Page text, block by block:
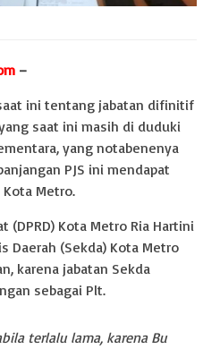
–
ini tentang jabatan difinitif
saat ini masih di duduki
yang notabenenya
PJS ini mendapat
Kota Metro.
(DPRD) Kota Metro Ria Hartini
Daerah (Sekda) Kota Metro
karena jabatan Sekda
sebagai Plt.
terlalu lama, karena Bu